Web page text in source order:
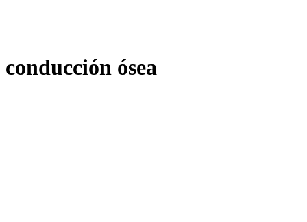
conducción ósea